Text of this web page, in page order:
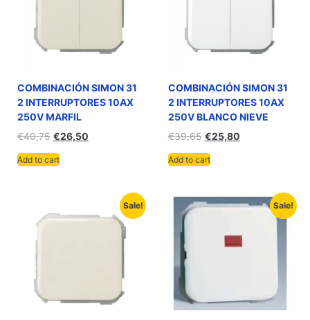
COMBINACIÓN SIMON 31
2 INTERRUPTORES 10AX
250V MARFIL
€40,75 €26,50
Add to cart
COMBINACIÓN SIMON 31
2 INTERRUPTORES 10AX
250V BLANCO NIEVE
€39,65 €25,80
Add to cart
Sale! Sale!